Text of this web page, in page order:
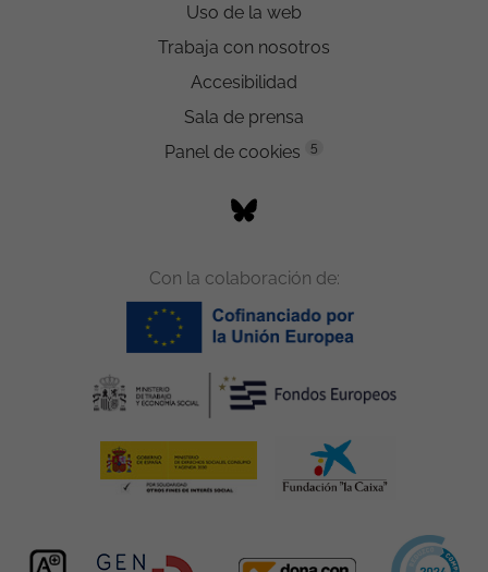
Uso de la web
Trabaja con nosotros
Accesibilidad
Sala de prensa
Panel de cookies
5
Con la colaboración de: